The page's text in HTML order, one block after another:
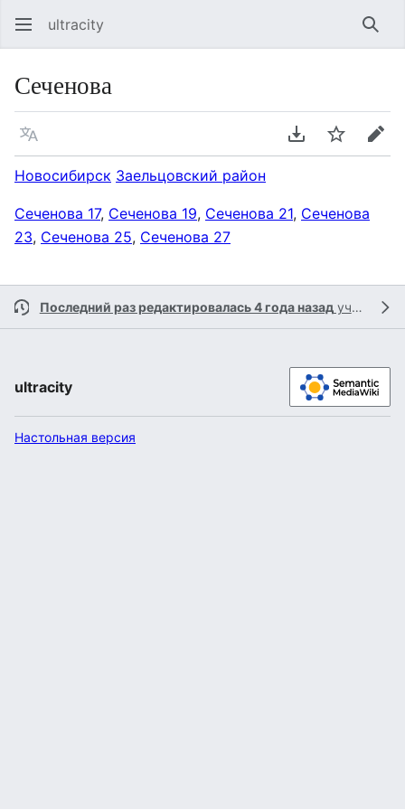
ultracity
Сеченова
Язык Скачать PDF
Следить
Новосибирск Заельцовский район
Сеченова 17, Сеченова 19, Сеченова 21, Сеченова
23, Сеченова 25, Сеченова 27
Последний раз редактировалась 4 года назадучастником
ultracity
Настольная версия